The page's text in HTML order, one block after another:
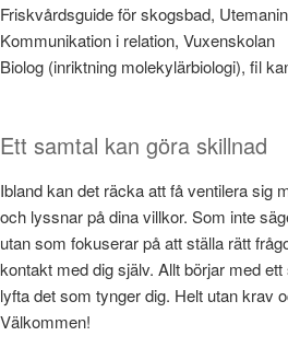
Friskvårdsguide för skogsbad,
Kommunikation i relation, Vuxenskolan
Biolog (inriktning molekylärbiologi), fil
Ett samtal kan göra skillnad
Ibland kan det räcka att få ventilera sig
och lyssnar på dina villkor. Som inte
utan som fokuserar på att ställa rätt
kontakt med dig själv. Allt börjar med
lyfta det som tynger dig. Helt utan krav
Välkommen!